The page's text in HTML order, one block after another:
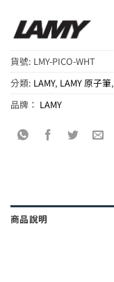
貨號: LMY-PICO-WHT
分類: LAMY, LAMY 原子筆,
品牌： LAMY
商品說明